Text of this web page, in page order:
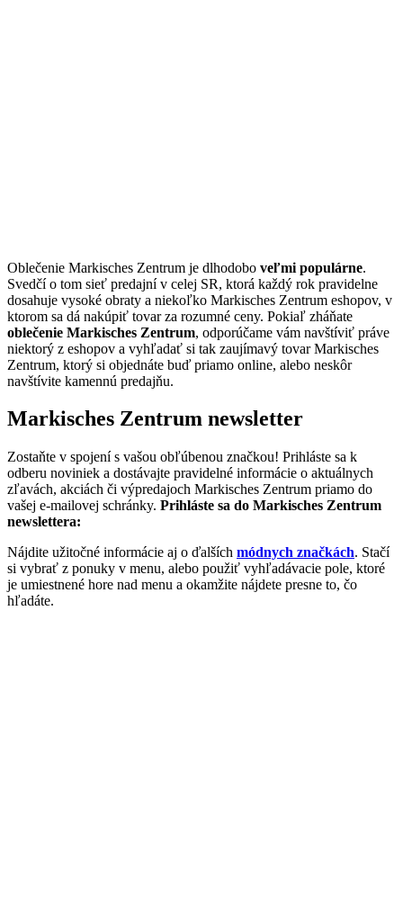
Oblečenie Markisches Zentrum je dlhodobo veľmi populárne.
Svedčí o tom sieť predajní v celej SR, ktorá každý rok pravidelne
dosahuje vysoké obraty a niekoľko Markisches Zentrum eshopov, v
ktorom sa dá nakúpiť tovar za rozumné ceny. Pokiaľ zháňate
oblečenie Markisches Zentrum, odporúčame vám navštíviť práve
niektorý z eshopov a vyhľadať si tak zaujímavý tovar Markisches
Zentrum, ktorý si objednáte buď priamo online, alebo neskôr
navštívite kamennú predajňu.
Markisches Zentrum newsletter
Zostaňte v spojení s vašou obľúbenou značkou! Prihláste sa k
odberu noviniek a dostávajte pravidelné informácie o aktuálnych
zľavách, akciách či výpredajoch Markisches Zentrum priamo do
vašej e-mailovej schránky. Prihláste sa do Markisches Zentrum
newslettera:
Nájdite užitočné informácie aj o ďalších módnych značkách. Stačí
si vybrať z ponuky v menu, alebo použiť vyhľadávacie pole, ktoré
je umiestnené hore nad menu a okamžite nájdete presne to, čo
hľadáte.